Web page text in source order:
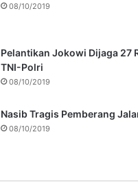
08/10/2019
Pelantikan Jokowi Dijaga 27
TNI-Polri
08/10/2019
Nasib Tragis Pemberang
08/10/2019